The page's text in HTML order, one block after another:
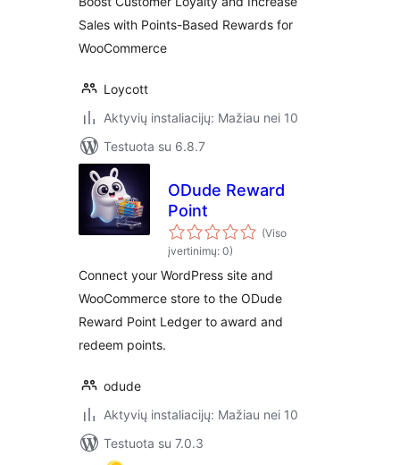
Sales with Points-Based Rewards for
WooCommerce
Loycott
Aktyvių instaliacijų: Mažiau nei 10
Testuota su 6.8.7
ODude Reward
Point
(Viso
įvertinimų: 0)
Connect your WordPress site and
WooCommerce store to the ODude
Reward Point Ledger to award and
redeem points.
odude
Aktyvių instaliacijų: Mažiau nei 10
Testuota su 7.0.3